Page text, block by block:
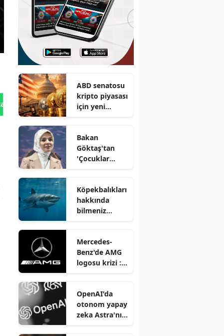
Gönder
ABD senatosu
kripto piyasası
için yeni
çalışıyor?
Bakan
Göktaş'tan
'Çocuklar
hakkında
açıklama
Köpekbalıkları
hakkında
bilmeniz
gerçekler
nelerdir?
Mercedes-
Benz'de AMG
logosu krizi :
karşılaşınca ne
olacak?
OpenAI'da
otonom yapay
zeka Astra'nın